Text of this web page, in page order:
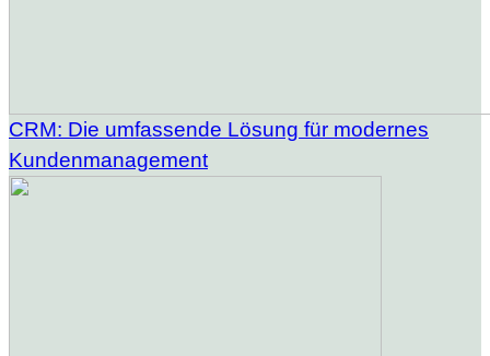
CRM: Die umfassende Lösung für modernes
Kundenmanagement